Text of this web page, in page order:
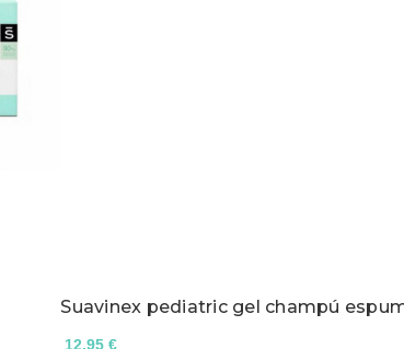
Suavinex pediatric gel champú
12,95 €